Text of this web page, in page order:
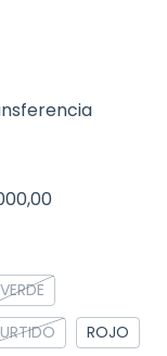
VERDE
ROJO